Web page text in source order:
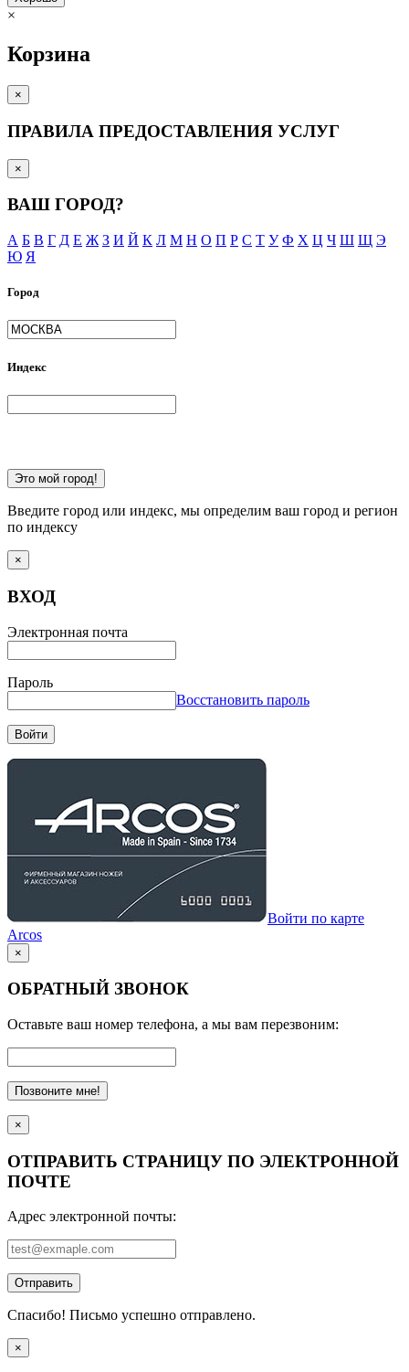
×
Корзина
×
ПРАВИЛА ПРЕДОСТАВЛЕНИЯ УСЛУГ
×
ВАШ ГОРОД?
А Б В Г Д Е Ж З И Й К Л М Н О П Р С Т У Ф Х Ц Ч Ш Щ Э
Ю Я
Город
Индекс
Это мой город!
Введите город или индекс, мы определим ваш город и регион
по индексу
×
ВХОД
Электронная почта
Пароль
Восстановить пароль
Войти
Войти по карте
Arcos
×
ОБРАТНЫЙ ЗВОНОК
Оставьте ваш номер телефона, а мы вам перезвоним:
Позвоните мне!
×
ОТПРАВИТЬ СТРАНИЦУ ПО ЭЛЕКТРОННОЙ
ПОЧТЕ
Адрес электронной почты:
Отправить
Спасибо! Письмо успешно отправлено.
×